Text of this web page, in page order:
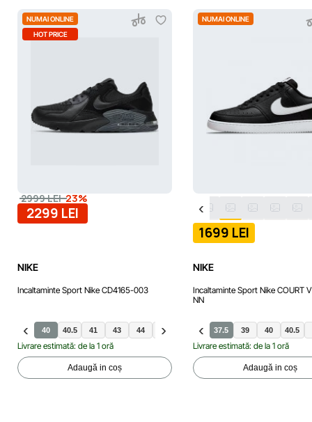
NUMAI ONLINE
HOT PRICE
2999 LEI-23%
2299 LEI
NIKE
Incaltaminte Sport Nike CD4165-003
40 40.5 41 43 44 44.5 42.5 45.5 46
Livrare estimată: de la 1 oră
Adaugă in coș
NUMAI ONLINE
1699 LEI
NIKE
Incaltaminte Sport Nike COURT
NN
37.5 39 40 40.5
Livrare estimată: de la 1 oră
Adaugă in coș